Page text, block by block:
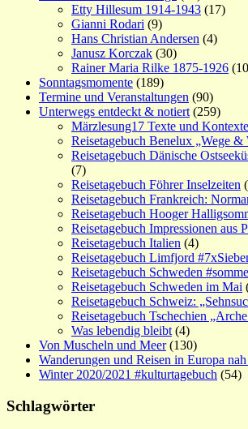
Etty Hillesum 1914-1943 (17)
Gianni Rodari (9)
Hans Christian Andersen (4)
Janusz Korczak (30)
Rainer Maria Rilke 1875-1926
Sonntagsmomente (189)
Termine und Veranstaltungen (90)
Unterwegs entdeckt & notiert (259)
Märzlesung17 Texte und Kontexte
Reisetagebuch Benelux „Wege &
Reisetagebuch Dänische
(7)
Reisetagebuch Föhrer Inselzeiten
Reisetagebuch Frankreich:
Reisetagebuch Hooger
Reisetagebuch Impressionen aus
Reisetagebuch Italien (4)
Reisetagebuch Limfjord
Reisetagebuch Schweden
Reisetagebuch Schweden im Mai
Reisetagebuch Schweiz:
Reisetagebuch Tschechien
Was lebendig bleibt (4)
Von Muscheln und Meer(130)
Wanderungen und Reisen in Europa
Winter 2020/2021 #kulturtagebuch (54)
Schlagwörter